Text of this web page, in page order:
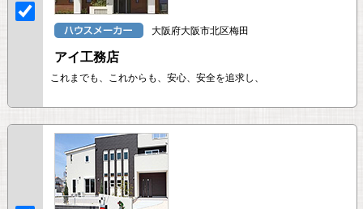
大阪府大阪市北区梅田
アイ工務店
これまでも、これからも、安心、安全を追求し、